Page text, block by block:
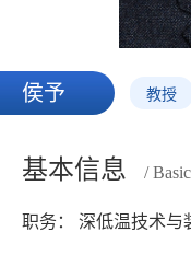
侯予 教授
基本信息 /
职务： 深低温技术与